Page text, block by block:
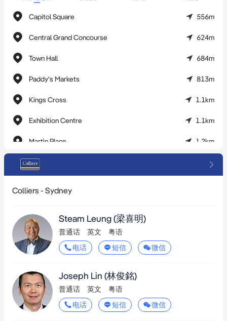
- 该物业距离Haymarket轻轨站仅600米，距离中央车站650米，
步行8分钟即可到悉尼CBD中心地带
Capitol Square 556m
Central Grand Concourse 624m
Town Hall 684m
Paddy's Markets 813m
Kings Cross 1.1km
Exhibition Centre 1.1km
Martin Place 1.2km
Convention 1.4km
Pyrmont Bay
Wentworth Park
The Star
Mount St (501)
Colliers - Sydney
Steam Leung (梁喜明)
普通话 英文
粤语
电话
短信 微信
Joseph Lin (林俊銘)
普通话 英文
粤语
电话
短信 微信